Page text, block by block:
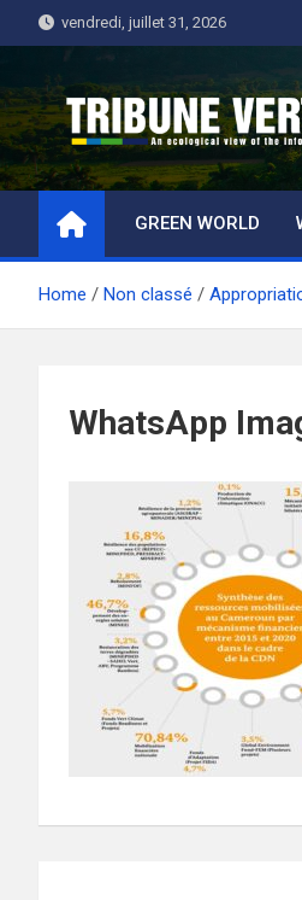
to
vendredi, juillet 31, 2026
Tribune
Un regard écologique de
GREEN WORLD
Home Non classé
WhatsApp